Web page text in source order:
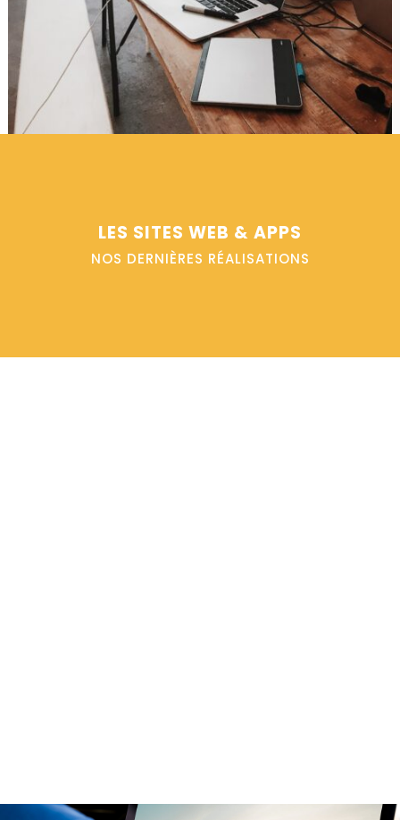
LES SITES WEB & APPS
NOS DERNIÈRES RÉALISATIONS